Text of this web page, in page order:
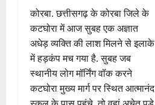
कोरबा. छत्तीसगढ़ के कोरबा जिले के
कटघोरा में आज सुबह एक अज्ञात
अधेड़ व्यक्ति की लाश मिलने से इलाके
में हड़कंप मच गया है. सुबह जब
स्थानीय लोग मॉर्निंग वॉक करने
कटघोरा मुख्य मार्ग पर स्थित आत्मानंद